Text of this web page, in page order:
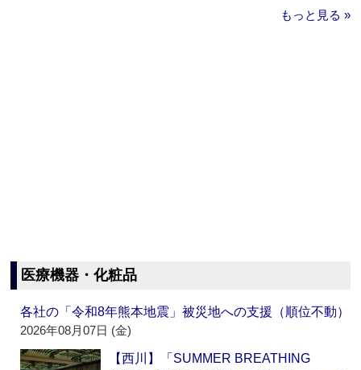
もっと見る »
医療機器・化粧品
各社の「令和8年熊本地震」被災地への支援（順位不動）
2026年08月07日 (金)
【西川】「SUMMER BREATHING